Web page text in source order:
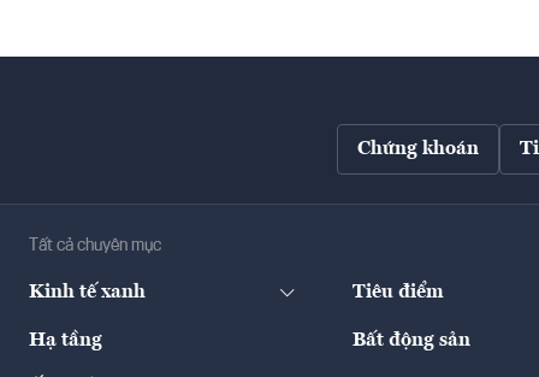
Chứng khoán
Tất cả chuyên mục
Kinh tế xanh Tiêu điểm
Hạ tầng Bất động sản